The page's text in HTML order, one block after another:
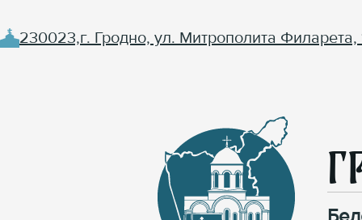
230023,г. Гродно, ул. Митрополита Филарета,